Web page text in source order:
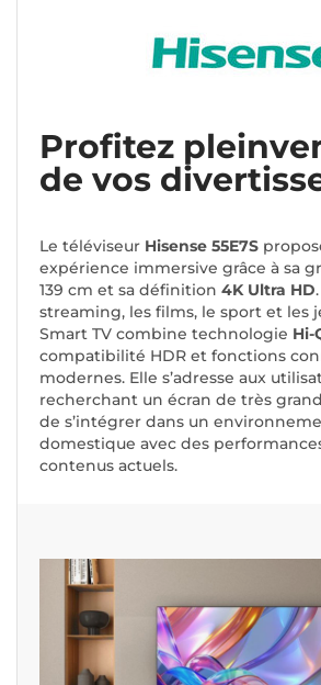
Profitez
de vos
Le téléviseur Hisense 55E7S
expérience immersive grâce à sa
139 cm et sa définition 4K Ultra HD
streaming, les films, le sport et les
Smart TV combine technologie Hi-
compatibilité HDR et fonctions
modernes. Elle s’adresse aux
recherchant un écran de très
de s’intégrer dans un
domestique avec des
contenus actuels.